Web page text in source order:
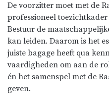
De voorzitter moet met de
professioneel
Bestuur de
kan leiden. Daarom is het
juiste bagage heeft qua
vaardigheden om aan de
én het samenspel met de
geven.